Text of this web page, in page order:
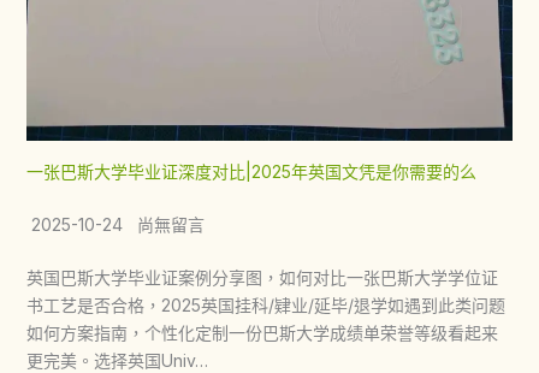
一张巴斯大学毕业证深度对比|2025年英国文凭是你需要的么
2025-10-24 尚無留言
英国巴斯大学毕业证案例分享图，如何对比一张巴斯大学学位证
书工艺是否合格，2025英国挂科/肄业/延毕/退学如遇到此类问题
如何方案指南，个性化定制一份巴斯大学成绩单荣誉等级看起来
更完美。选择英国Univ…